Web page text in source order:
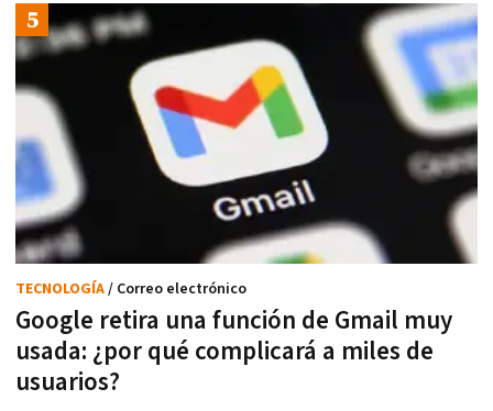
Google retira una función de Gmail muy
usada: ¿por qué complicará a miles de
usuarios?
TECNOLOGÍA/ Correo electrónico